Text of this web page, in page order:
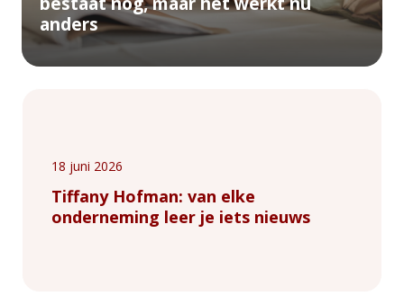
anders
18 juni 2026
Tiffany Hofman: van elke
onderneming leer je iets nieuws